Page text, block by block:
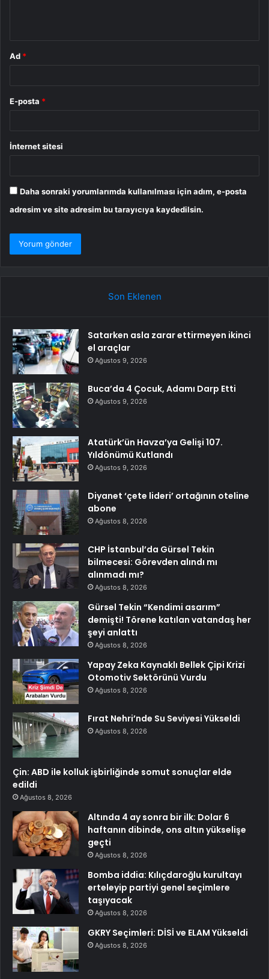
Ad *
E-posta *
İnternet sitesi
Daha sonraki yorumlarımda kullanılması için adım, e-posta
adresim ve site adresim bu tarayıcıya kaydedilsin.
Son Eklenen
Satarken asla zarar ettirmeyen ikinci
el araçlar
Ağustos 9, 2026
Buca’da 4 Çocuk, Adamı Darp Etti
Ağustos 9, 2026
Atatürk’ün Havza’ya Gelişi 107.
Yıldönümü Kutlandı
Ağustos 9, 2026
Diyanet ‘çete lideri’ ortağının oteline
abone
Ağustos 8, 2026
CHP İstanbul’da Gürsel Tekin
bilmecesi: Görevden alındı mı
alınmadı mı?
Ağustos 8, 2026
Gürsel Tekin “Kendimi asarım”
demişti! Törene katılan vatandaş her
şeyi anlattı
Ağustos 8, 2026
Yapay Zeka Kaynaklı Bellek Çipi Krizi
Otomotiv Sektörünü Vurdu
Ağustos 8, 2026
Fırat Nehri’nde Su Seviyesi Yükseldi
Ağustos 8, 2026
Çin: ABD ile kolluk işbirliğinde somut sonuçlar elde
edildi
Ağustos 8, 2026
Altında 4 ay sonra bir ilk: Dolar 6
haftanın dibinde, ons altın yükselişe
geçti
Ağustos 8, 2026
Bomba iddia: Kılıçdaroğlu kurultayı
erteleyip partiyi genel seçimlere
taşıyacak
Ağustos 8, 2026
GKRY Seçimleri: DİSİ ve ELAM Yükseldi
Ağustos 8, 2026